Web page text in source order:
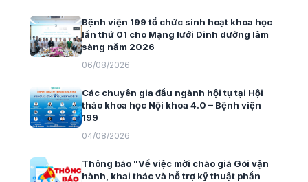
Bệnh viện 199 tổ chức sinh hoạt khoa học
lần thứ 01 cho Mạng lưới Dinh dưỡng lâm
sàng năm 2026
06/08/2026
Các chuyên gia đầu ngành hội tụ tại Hội
thảo khoa học Nội khoa 4.0 – Bệnh viện
199
04/08/2026
Thông báo "Về việc mời chào giá Gói vận
hành, khai thác và hỗ trợ kỹ thuật phần